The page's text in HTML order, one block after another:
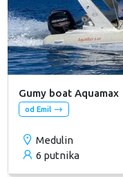
Gumy boat Aquamax
od Emil
Medulin
6 putnika